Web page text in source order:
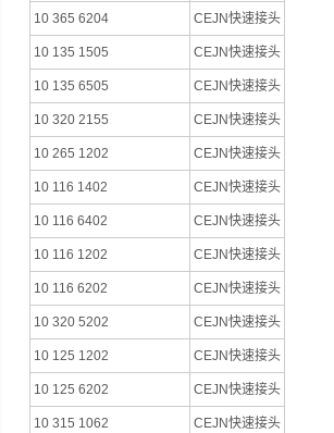
10 365 6204 CEJN快速接头
10 135 1505 CEJN快速接头
10 135 6505 CEJN快速接头
10 320 2155 CEJN快速接头
10 265 1202 CEJN快速接头
10 116 1402 CEJN快速接头
10 116 6402 CEJN快速接头
10 116 1202 CEJN快速接头
10 116 6202 CEJN快速接头
10 320 5202 CEJN快速接头
10 125 1202 CEJN快速接头
10 125 6202 CEJN快速接头
10 315 1062 CEJN快速接头